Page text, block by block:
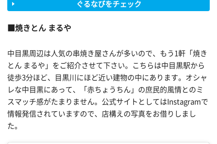
ぐるなびをチェック
焼きとん まるや
中目黒周辺は人気の串焼き屋さんが多いので、もう1軒「焼き
とん まるや」をご紹介させて下さい。こちらは中目黒駅から
徒歩3分ほど、目黒川にほど近い建物の中にあります。オシャ
レな中目黒にあって、「赤ちょうちん」の庶民的風情とのミ
スマッチ感がたまりません。公式サイトとしてはInstagramで
情報発信されていますので、店構えの写真をお借りしまし
た。